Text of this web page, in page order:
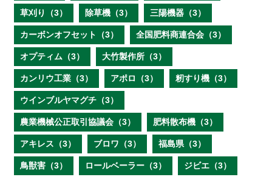
草刈り（3） 除草機（3） 三陽機器（3）
カーボンオフセット（3） 全国肥料商連合会（3）
オプティム（3） 大竹製作所（3）
カンリウ工業（3） アポロ（3） 籾すり機（3）
ウインブルヤマグチ（3）
農業機械公正取引協議会（3） 肥料散布機（3）
アキレス（3） ブロワ（3） 福島県（3）
鳥獣害（3） ロールベーラー（3） ジビエ（3）